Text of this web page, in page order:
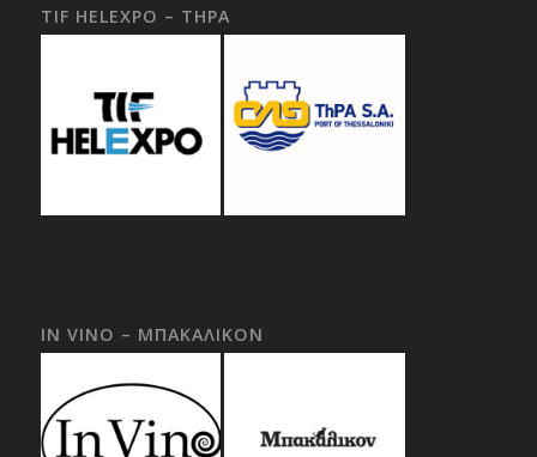
TIF HELEXPO – THPA
IN VINO – ΜΠΑΚΑΛΙΚΟΝ